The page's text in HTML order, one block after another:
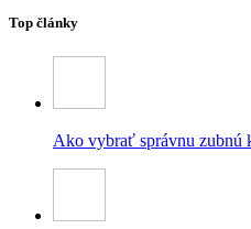
Top články
Ako vybrať správnu zubnú